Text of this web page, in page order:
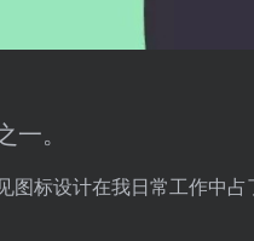
。
图标设计在我日常工作中